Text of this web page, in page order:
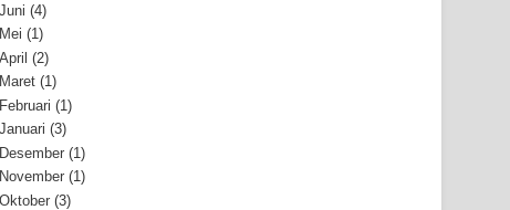
Juni (4)
Mei (1)
April (2)
Maret (1)
Februari (1)
Januari (3)
Desember (1)
November (1)
Oktober (3)